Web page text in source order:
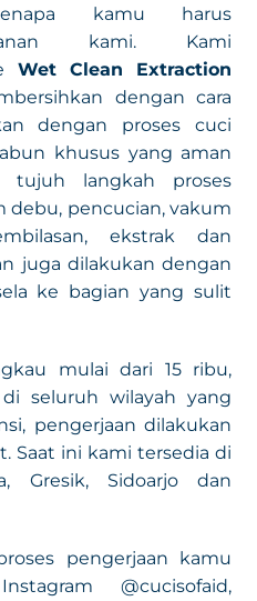
kamu harus
kami. Kami
Wet Clean Extraction
dengan cara
dengan proses cuci
khusus yang aman
tujuh langkah proses
debu, pencucian, vakum
ekstrak dan
juga dilakukan dengan
ke bagian yang sulit
mulai dari 15 ribu,
seluruh wilayah yang
pengerjaan dilakukan
Saat ini kami tersedia di
Gresik, Sidoarjo dan
pengerjaan kamu
@cucisofaid,